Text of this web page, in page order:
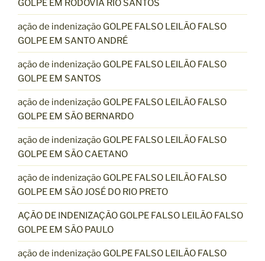
GOLPE EM RODOVIA RIO SANTOS
ação de indenização GOLPE FALSO LEILÃO FALSO
GOLPE EM SANTO ANDRÉ
ação de indenização GOLPE FALSO LEILÃO FALSO
GOLPE EM SANTOS
ação de indenização GOLPE FALSO LEILÃO FALSO
GOLPE EM SÃO BERNARDO
ação de indenização GOLPE FALSO LEILÃO FALSO
GOLPE EM SÃO CAETANO
ação de indenização GOLPE FALSO LEILÃO FALSO
GOLPE EM SÃO JOSÉ DO RIO PRETO
AÇÃO DE INDENIZAÇÃO GOLPE FALSO LEILÃO FALSO
GOLPE EM SÃO PAULO
ação de indenização GOLPE FALSO LEILÃO FALSO